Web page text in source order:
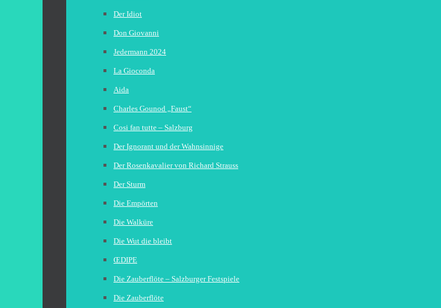
Der Idiot
Don Giovanni
Jedermann 2024
La Gioconda
Aida
Charles Gounod „Faust“
Cosi fan tutte – Salzburg
Der Ignorant und der Wahnsinnige
Der Rosenkavalier von Richard Strauss
Der Sturm
Die Empörten
Die Walküre
Die Wut die bleibt
ŒDIPE
Die Zauberflöte – Salzburger Festspiele
Die Zauberflöte